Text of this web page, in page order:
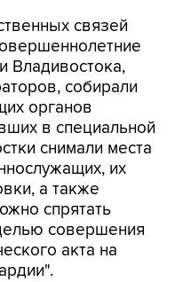
связей
Владивостока,
собирали
органов
в специальной
снимали места
их
а также
спрятать
совершения
акта на